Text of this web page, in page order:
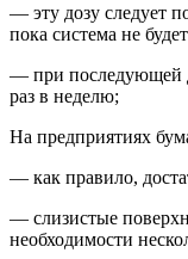
— эту дозу следует
пока система не
— при последующей
раз в неделю;
На предприятиях
— как правило,
— слизистые
необходимости